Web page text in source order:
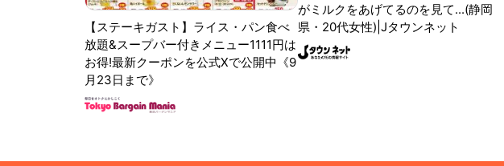
【ステーキガスト】ライス・パン食べ
放題&スープバー付きメニュー1111円は
お得!最新クーポンを公式Xで公開中《9
月23日まで》
がミルクをあげてるのを見て...(静岡
県・20代女性)|Jタウンネット